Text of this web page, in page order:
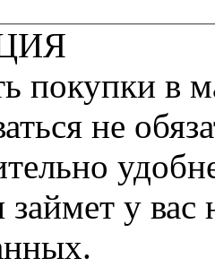
покупки в
не
займет у